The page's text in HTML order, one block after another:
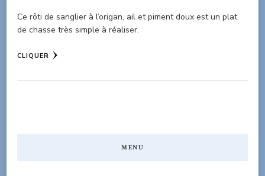
Ce rôti de sanglier à l’origan, ail et piment doux est un plat
de chasse très simple à réaliser.
CLIQUER
MENU